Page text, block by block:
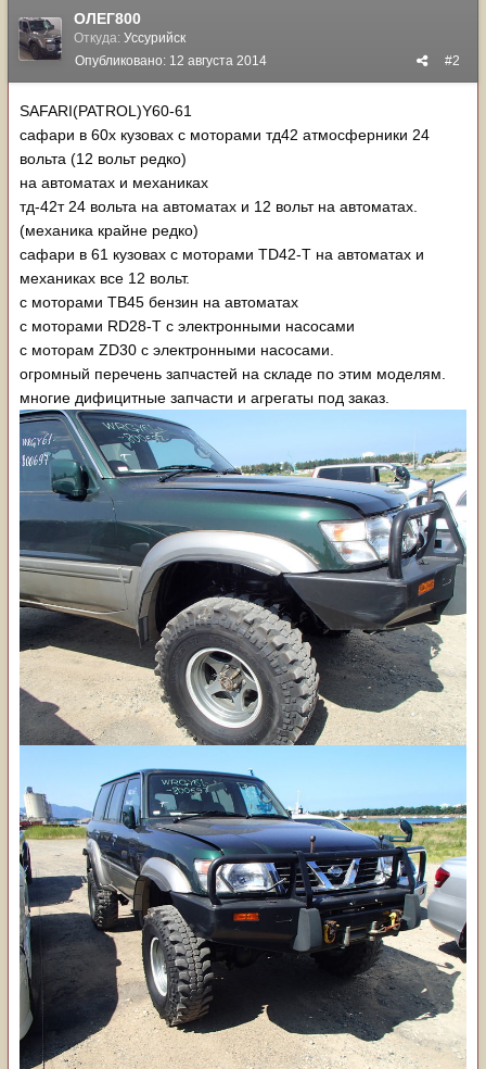
ОЛЕГ800
Откуда: Уссурийск
#2
Опубликовано: 12 августа 2014
SAFARI(PATROL)Y60-61
сафари в 60х кузовах с моторами тд42 атмосферники 24
вольта (12 вольт редко)
на автоматах и механиках
тд-42т 24 вольта на автоматах и 12 вольт на автоматах.
(механика крайне редко)
сафари в 61 кузовах с моторами TD42-T на автоматах и
механиках все 12 вольт.
с моторами TB45 бензин на автоматах
с моторами RD28-T с электронными насосами
с моторам ZD30 с электронными насосами.
огромный перечень запчастей на складе по этим моделям.
многие дифицитные запчасти и агрегаты под заказ.